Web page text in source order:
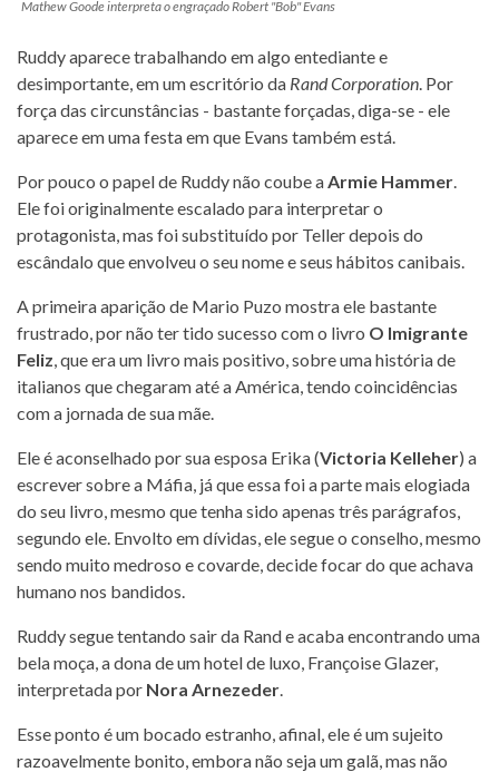
Mathew Goode interpreta o engraçado Robert "Bob" Evans
Ruddy aparece trabalhando em algo entediante e
desimportante, em um escritório da Rand Corporation. Por
força das circunstâncias - bastante forçadas, diga-se - ele
aparece em uma festa em que Evans também está.
Por pouco o papel de Ruddy não coube aArmie Hammer.
Ele foi originalmente escalado para interpretar o
protagonista, mas foi substituído por Teller depois do
escândalo que envolveu o seu nome e seus hábitos canibais.
A primeira aparição de Mario Puzo mostra ele bastante
frustrado, por não ter tido sucesso com o livro O Imigrante
Feliz, que era um livro mais positivo, sobre uma história de
italianos que chegaram até a América, tendo coincidências
com a jornada de sua mãe.
Ele é aconselhado por sua esposa Erika (Victoria Kelleher) a
escrever sobre a Máfia, já que essa foi a parte mais elogiada
do seu livro, mesmo que tenha sido apenas três parágrafos,
segundo ele. Envolto em dívidas, ele segue o conselho, mesmo
sendo muito medroso e covarde, decide focar do que achava
humano nos bandidos.
Ruddy segue tentando sair da Rand e acaba encontrando uma
bela moça, a dona de um hotel de luxo, Françoise Glazer,
interpretada por Nora Arnezeder.
Esse ponto é um bocado estranho, afinal, ele é um sujeito
razoavelmente bonito, embora não seja um galã, mas não